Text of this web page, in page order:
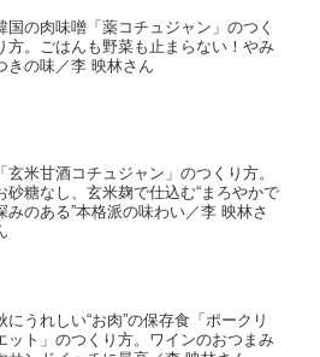
国の肉味噌「薬コチュジャン」のつく
方。ごはんも野菜も止まらない！やみ
きの味／李 映林さん
「玄米甘酒コチュジャン」のつくり方。
砂糖なし、玄米麹で仕込む“まろやかで
みのある”本格派の味わい／李 映林さ
にうれしい“お肉”の保存食「ポークリ
ット」のつくり方。ワインのおつまみ